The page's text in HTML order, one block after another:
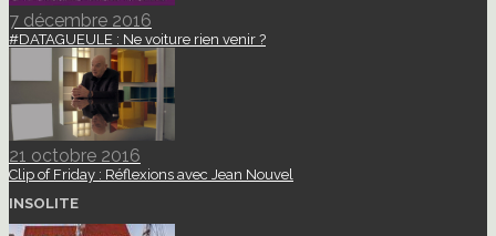
7 décembre 2016
#DATAGUEULE : Ne voiture rien venir ?
21 octobre 2016
Clip of Friday : Réflexions avec Jean Nouvel
INSOLITE